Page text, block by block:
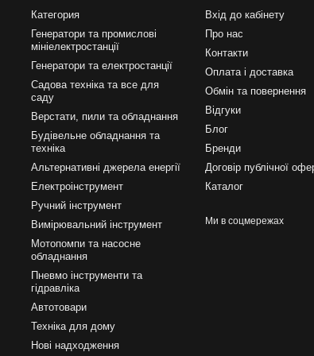
Категория
Генератори та промислові
мініелектростанції
Генератори та електростанції
Садова техніка та все для
саду
Верстати, пили та обладнання
Будівельне обладнання та
техніка
Альтернативні джерела енергії
Електроінструмент
Ручний інструмент
Вимірювальний інструмент
Мотопомпи та насосне
обладнання
Пневмо інструменти та
гідравліка
Автотовари
Техніка для дому
Нові надходження
Вхід до кабінету
Про нас
Контакти
Оплата і доставка
Обмін та повернення
Відгуки
Блог
Бренди
Договір публічної
Каталог
Ми в соцмережах